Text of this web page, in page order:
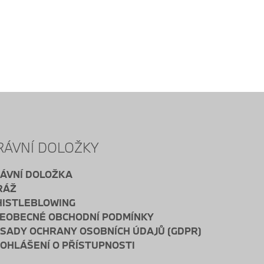
DOLOŽKY
DOLOŽKA
OBCHODNÍ PODMÍNKY
OCHRANY OSOBNÍCH ÚDAJŮ (GDPR)
O PŘÍSTUPNOSTI